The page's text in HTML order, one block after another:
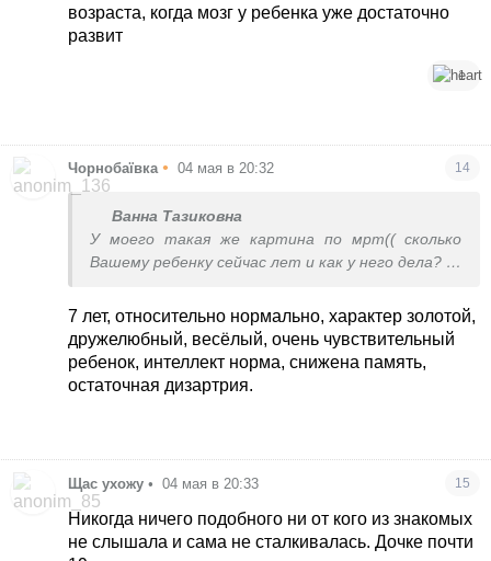
возраста, когда мозг у ребенка уже достаточно
развит
1
Чорнобаївка • 04 мая в 20:32 14
Ванна Тазиковна
У моего такая же картина по мрт(( сколько
Вашему ребенку сейчас лет и как у него дела?
7 лет, относительно нормально, характер золотой,
дружелюбный, весёлый, очень чувствительный
ребенок, интеллект норма, снижена память,
остаточная дизартрия.
Щас ухожу • 04 мая в 20:33 15
Никогда ничего подобного ни от кого из знакомых
не слышала и сама не сталкивалась. Дочке почти